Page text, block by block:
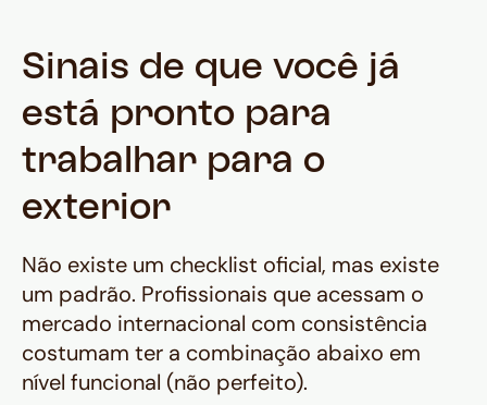
Sinais de que você já
está pronto para
trabalhar para o
exterior
Não existe um checklist oficial, mas existe
um padrão. Profissionais que acessam o
mercado internacional com consistência
costumam ter a combinação abaixo em
nível funcional (não perfeito).